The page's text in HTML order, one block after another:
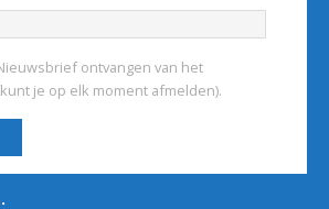
ontvangen van het
je op elk moment afmelden).